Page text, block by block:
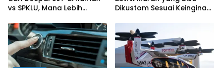
vs SPKLU, Mana Lebih
Dikustom Sesuai Keinginan